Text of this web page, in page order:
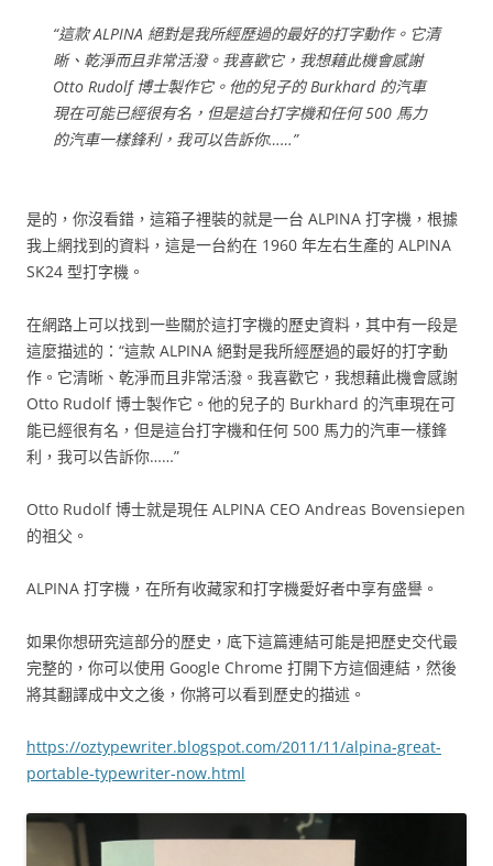
“這款 ALPINA 絕對是我所經歷過的最好的打字動作。它清
晰、乾淨而且非常活潑。我喜歡它，我想藉此機會感謝
Otto Rudolf 博士製作它。他的兒子的 Burkhard 的汽車
現在可能已經很有名，但是這台打字機和任何 500 馬力
的汽車一樣鋒利，我可以告訴你……”
是的，你沒看錯，這箱子裡裝的就是一台 ALPINA 打字機，根據
我上網找到的資料，這是一台約在 1960 年左右生產的 ALPINA
SK24 型打字機。
在網路上可以找到一些關於這打字機的歷史資料，其中有一段是
這麼描述的：“這款 ALPINA 絕對是我所經歷過的最好的打字動
作。它清晰、乾淨而且非常活潑。我喜歡它，我想藉此機會感謝
Otto Rudolf 博士製作它。他的兒子的 Burkhard 的汽車現在可
能已經很有名，但是這台打字機和任何 500 馬力的汽車一樣鋒
利，我可以告訴你……”
Otto Rudolf 博士就是現任 ALPINA CEO Andreas Bovensiepen
的祖父。
ALPINA 打字機，在所有收藏家和打字機愛好者中享有盛譽。
如果你想研究這部分的歷史，底下這篇連結可能是把歷史交代最
完整的，你可以使用 Google Chrome 打開下方這個連結，然後
將其翻譯成中文之後，你將可以看到歷史的描述。
https://oztypewriter.blogspot.com/2011/11/alpina-great-
portable-typewriter-now.html